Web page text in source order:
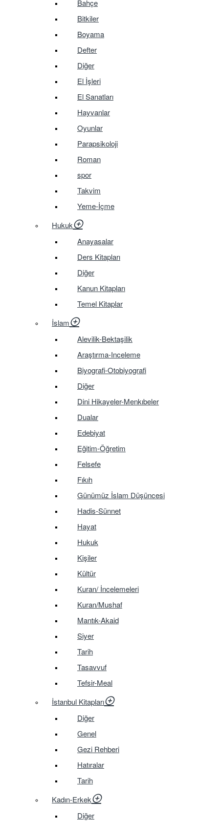
Bahçe
Bitkiler
Boyama
Defter
Diğer
El İşleri
El Sanatları
Hayvanlar
Oyunlar
Parapsikoloji
Roman
spor
Takvim
Yeme-İçme
Hukuk
Anayasalar
Ders Kitapları
Diğer
Kanun Kitapları
Temel Kitaplar
İslam
Alevilik-Bektaşilik
Araştırma-Inceleme
Biyografi-Otobiyografi
Diğer
Dini Hikayeler-Menkıbeler
Dualar
Edebiyat
Eğitim-Öğretim
Felsefe
Fıkıh
Günümüz İslam Düşüncesi
Hadis-Sünnet
Hayat
Hukuk
Kişiler
Kültür
Kuran/ İncelemeleri
Kuran/Mushaf
Mantık-Akaid
Siyer
Tarih
Tasavvuf
Tefsir-Meal
İstanbul Kitapları
Diğer
Genel
Gezi Rehberi
Hatıralar
Tarih
Kadın-Erkek
Diğer